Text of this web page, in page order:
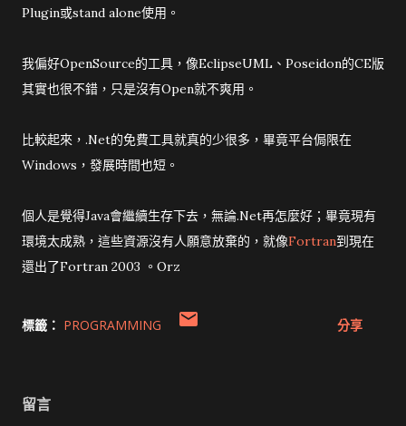
Plugin或stand alone使用。
我偏好OpenSource的工具，像EclipseUML、Poseidon的CE版
其實也很不錯，只是沒有Open就不爽用。
比較起來，.Net的免費工具就真的少很多，畢竟平台侷限在
Windows，發展時間也短。
個人是覺得Java會繼續生存下去，無論.Net再怎麼好；畢竟現有
環境太成熟，這些資源沒有人願意放棄的，就像Fortran到現在
還出了Fortran 2003 。Orz
標籤： PROGRAMMING 分享
留言